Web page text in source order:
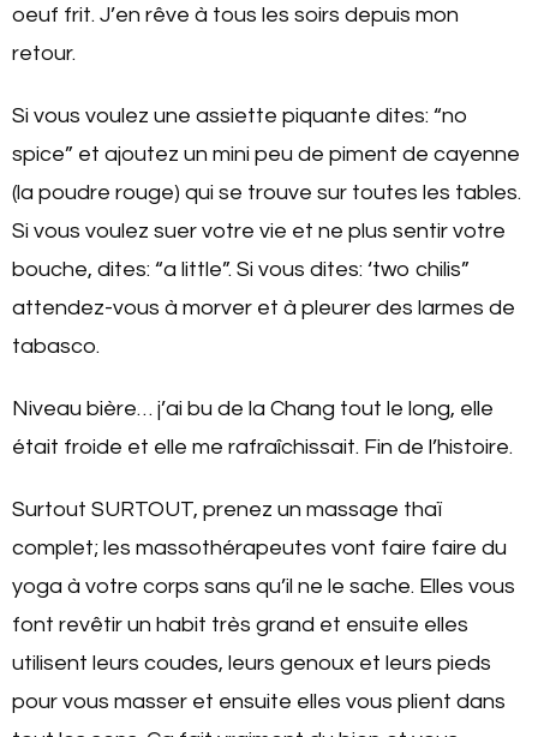
oeuf frit. J’en rêve à tous les soirs depuis mon
retour.
Si vous voulez une assiette piquante dites: “no
spice” et ajoutez un mini peu de piment de cayenne
(la poudre rouge) qui se trouve sur toutes les tables.
Si vous voulez suer votre vie et ne plus sentir votre
bouche, dites: “a little”. Si vous dites: ‘two chilis”
attendez-vous à morver et à pleurer des larmes de
tabasco.
Niveau bière… j’ai bu de la Chang tout le long, elle
était froide et elle me rafraîchissait. Fin de l’histoire.
Surtout SURTOUT, prenez un massage thaï
complet; les massothérapeutes vont faire faire du
yoga à votre corps sans qu’il ne le sache. Elles vous
font revêtir un habit très grand et ensuite elles
utilisent leurs coudes, leurs genoux et leurs pieds
pour vous masser et ensuite elles vous plient dans